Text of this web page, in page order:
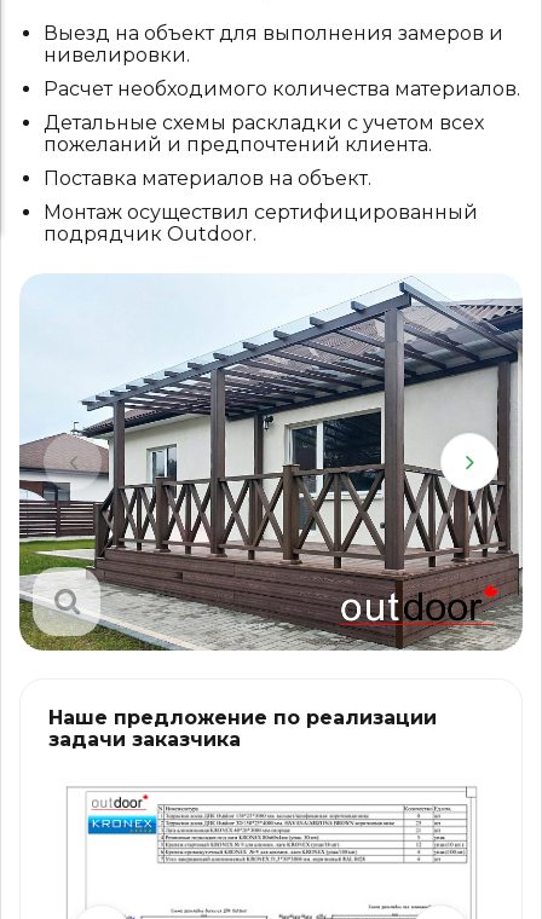
Выезд на объект для выполнения замеров и
нивелировки.
Расчет необходимого количества материалов.
Детальные схемы раскладки с учетом всех
пожеланий и предпочтений клиента.
Поставка материалов на объект.
Монтаж осуществил сертифицированный
подрядчик Outdoor.
Наше предложение по реализации
задачи заказчика